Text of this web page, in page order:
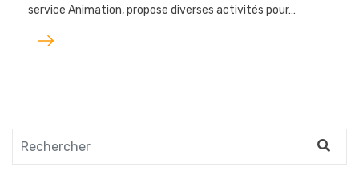
service Animation, propose diverses activités pour…
Lire
l'article